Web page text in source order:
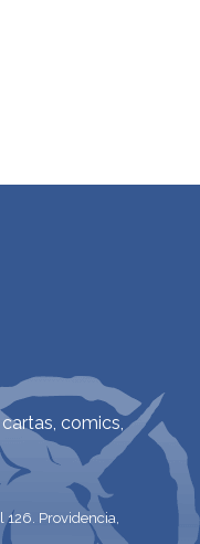
comics,
126. Providencia,